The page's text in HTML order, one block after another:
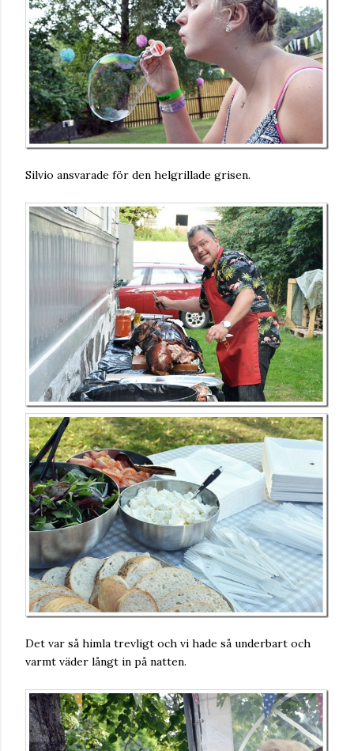
Silvio ansvarade för den helgrillade grisen.
Det var så himla trevligt och vi hade så underbart och
varmt väder långt in på natten.